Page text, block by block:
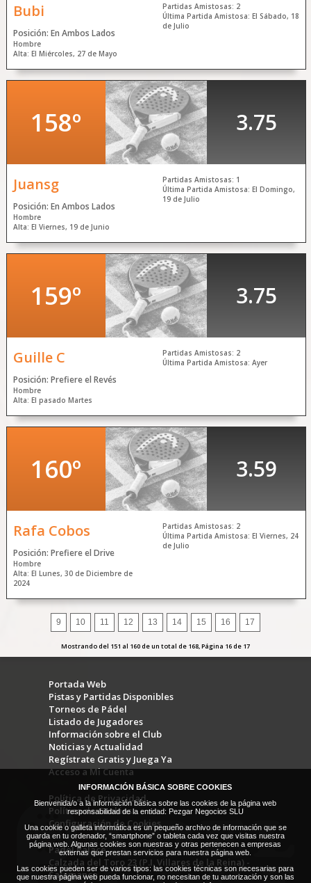
Bubi
Posición: En Ambos Lados
Hombre
Alta: El Miércoles, 27 de Mayo
Partidas Amistosas: 2
Última Partida Amistosa: El Sábado, 18
de Julio
158º 3.75
Juansg
Posición: En Ambos Lados
Hombre
Alta: El Viernes, 19 de Junio
Partidas Amistosas: 1
Última Partida Amistosa: El Domingo,
19 de Julio
159º 3.75
Guille C
Posición: Prefiere el Revés
Hombre
Alta: El pasado Martes
Partidas Amistosas: 2
Última Partida Amistosa: Ayer
160º 3.59
Rafa Cobos
Posición: Prefiere el Drive
Hombre
Alta: El Lunes, 30 de Diciembre de
2024
Partidas Amistosas: 2
Última Partida Amistosa: El Viernes, 24
de Julio
9 10 11 12 13 14 15 16 17
Mostrando del 151 al 160 de un total de 168, Página 16 de 17
Portada Web
Pistas y Partidas Disponibles
Torneos de Pádel
Listado de Jugadores
Información sobre el Club
Noticias y Actualidad
Regístrate Gratis y Juega Ya
Acceso a Mi Cuenta
Política de Privacidad
Política de Cookies
Configuración de Cookies
Padel Palace
Calzada del Toro 23 (P.I. Villares de la Reina) -
Salamanca
INFORMACIÓN BÁSICA SOBRE COOKIES
Bienvenida/o a la información básica sobre las cookies de la página web
responsabilidad de la entidad: Pezgar Negocios SLU
Una cookie o galleta informática es un pequeño archivo de información que se
guarda en tu ordenador, “smartphone” o tableta cada vez que visitas nuestra
página web. Algunas cookies son nuestras y otras pertenecen a empresas
externas que prestan servicios para nuestra página web.
Las cookies pueden ser de varios tipos: las cookies técnicas son necesarias para
que nuestra página web pueda funcionar, no necesitan de tu autorización y son las